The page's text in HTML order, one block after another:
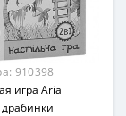
910398
игра Arial
драбинки